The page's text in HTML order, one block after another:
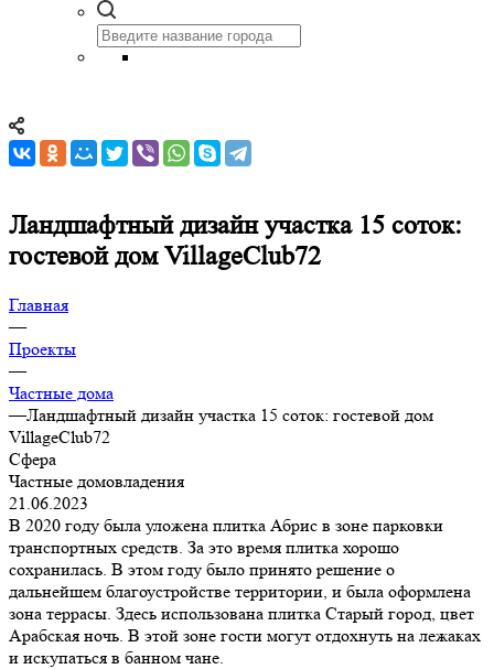
Ландшафтный дизайн участка 15 соток:
гостевой дом VillageClub72
Главная
—
Проекты
—
Частные дома
—Ландшафтный дизайн участка 15 соток: гостевой дом
VillageClub72
Сфера
Частные домовладения
21.06.2023
В 2020 году была уложена плитка Абрис в зоне парковки
транспортных средств. За это время плитка хорошо
сохранилась. В этом году было принято решение о
дальнейшем благоустройстве территории, и была оформлена
зона террасы. Здесь использована плитка Старый город, цвет
Арабская ночь. В этой зоне гости могут отдохнуть на лежаках
и искупаться в банном чане.